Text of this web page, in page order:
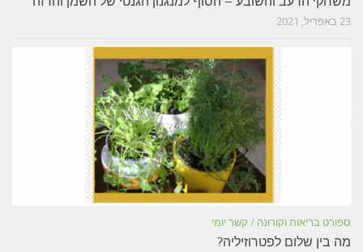
23 באפריל, 2021
ספורט בריאות וקורונה / קשר יומי
מה בין שלום לפטרוזיליה?